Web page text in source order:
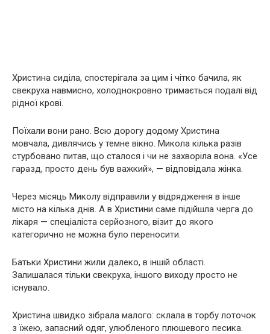
Христина сиділа, спостерігала за цим і чітко бачила, як
свекруха навмисно, холоднокровно тримається подалі від
рідної крові.
Поїхали вони рано. Всю дорогу додому Христина
мовчала, дивлячись у темне вікно. Микола кілька разів
стурбовано питав, що сталося і чи не захворіла вона. «Усе
гаразд, просто день був важкий», — відповідала жінка.
Через місяць Миколу відправили у відрядження в інше
місто на кілька днів. А в Христини саме підійшла черга до
лікаря — спеціаліста серйозного, візит до якого
категорично не можна було переносити.
Батьки Христини жили далеко, в іншій області.
Залишалася тільки свекруха, іншого виходу просто не
існувало.
Христина швидко зібрала малого: склала в торбу лоточок
з їжею, запасний одяг, улюбленого плюшевого песика.